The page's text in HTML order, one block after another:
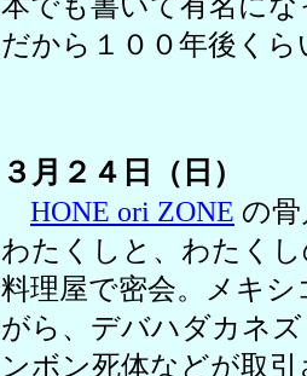
だから１００年後くら
３月２４日（日）
HONE ori ZONE の
わたくしと、わたく
料理屋で密会。メキ
がら、デバハダカネ
ンボン死体などが取